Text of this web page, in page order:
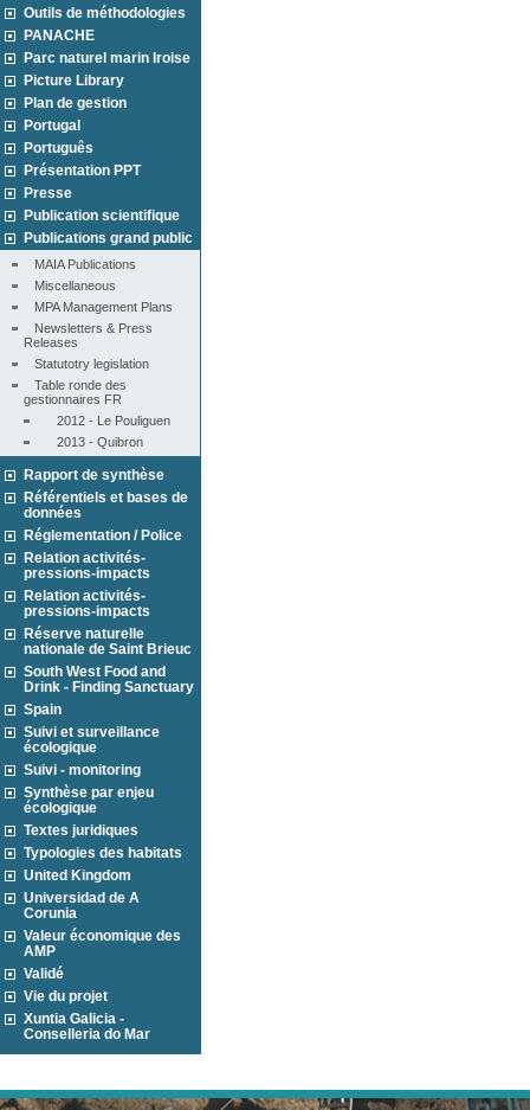
Outils de méthodologies
PANACHE
Parc naturel marin Iroise
Picture Library
Plan de gestion
Portugal
Português
Présentation PPT
Presse
Publication scientifique
Publications grand public
MAIA Publications
Miscellaneous
MPA Management Plans
Newsletters & Press
Releases
Statutotry legislation
Table ronde des
gestionnaires FR
2012 - Le Pouliguen
2013 - Quibron
Rapport de synthèse
Référentiels et bases de
données
Réglementation / Police
Relation activités-
pressions-impacts
Relation activités-
pressions-impacts
Réserve naturelle
nationale de Saint Brieuc
South West Food and
Drink - Finding Sanctuary
Spain
Suivi et surveillance
écologique
Suivi - monitoring
Synthèse par enjeu
écologique
Textes juridiques
Typologies des habitats
United Kingdom
Universidad de A
Corunia
Valeur économique des
AMP
Validé
Vie du projet
Xuntia Galicia -
Conselleria do Mar